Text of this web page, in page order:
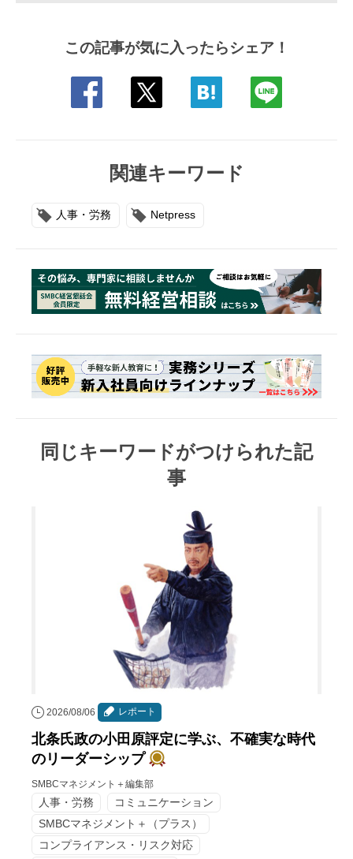
この記事が気に入ったらシェア！
関連キーワード
人事・労務 Netpress
同じキーワードがつけられた記
事
2026/08/06 レポート
北条氏政の小田原評定に学ぶ、不確実な時代
のリーダーシップ
SMBCマネジメント＋編集部
人事・労務
コミュニケーション
SMBCマネジメント＋（プラス）
コンプライアンス・リスク対応